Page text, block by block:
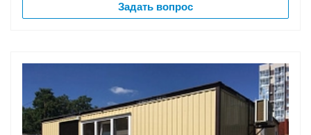
Задать вопрос